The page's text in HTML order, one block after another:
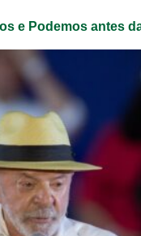
e Podemos antes